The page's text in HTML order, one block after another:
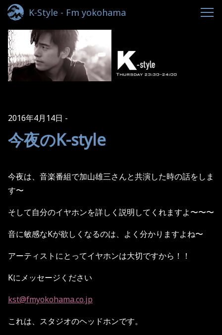
K-Style - Fm yokohama
2016年4月14日
今夜のK-style
今夜は、音楽番組で加山雄三さんと共演した時の話をしま
す〜
そして自分のイヤホンを詳しく説明してくれますよ〜〜〜
音に敏感なKが欲しくなるのは、よく分かりますよね〜
アーティストにとってイヤホンは大切ですから！！
Kにメッセージください
kst@fmyokohama.co.jp
これは、スタジオのヘッドホンです。